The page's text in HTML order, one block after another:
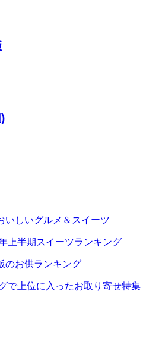
いしいグルメ＆スイーツ
上半期スイーツランキング
のお供ランキング
で上位に入ったお取り寄せ特集